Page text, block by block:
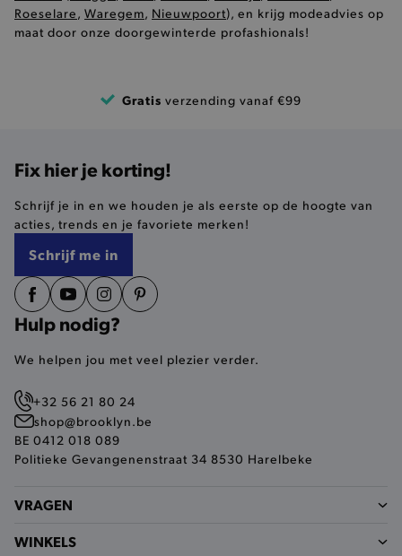
Roeselare , Waregem, Nieuwpoort), en krijg modeadvies op
maat door onze doorgewinterde profashionals!
Gratis verzending vanaf €99
Fix hier je korting!
Schrijf je in en we houden je als eerste op de hoogte van
acties, trends en je favoriete merken!
Schrijf me in
Hulp nodig?
We helpen jou met veel plezier verder.
+32 56 21 80 24
shop@brooklyn.be
BE 0412 018 089
Politieke Gevangenenstraat 34 8530 Harelbeke
VRAGEN
WINKELS
mage-cache-sessid
mage-cache-storage-section-
invalidation
AWSALBCORS